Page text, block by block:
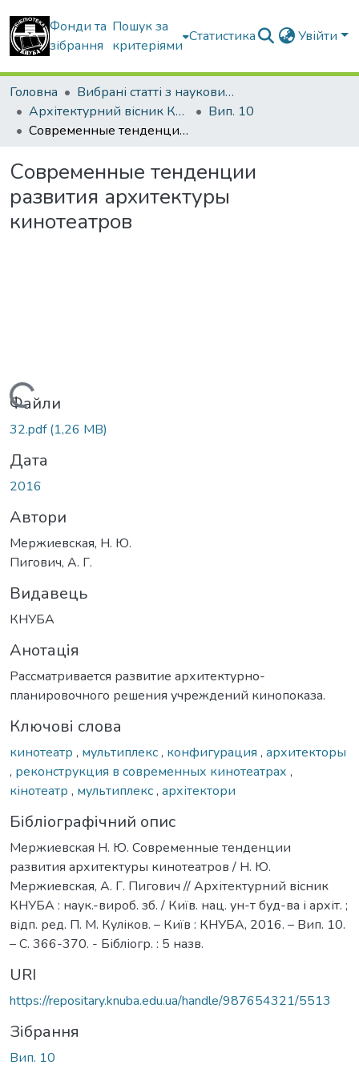
Фонди та
зібрання
Пошук за
критеріями
Статистика Увійти
Головна
Вибрані статті з наукових збірників КНУБА
Архітектурний вісник КНУБА
Вип. 10
Современные тенденции развития архитектуры кинотеатров
Современные тенденции
развития архитектуры
кинотеатров
Вантажиться...
Файли
32.pdf(1,26 MB)
Дата
2016
Автори
Мержиевская, Н. Ю.
Пигович, А. Г.
Видавець
КНУБА
Анотація
Рассматривается развитие архитектурно-
планировочного решения учреждений кинопоказа.
Ключові слова
кинотеатр , мультиплекс, конфигурация , архитекторы
, реконструкция в современных кинотеатрах ,
кінотеатр , мультиплекс, архітектори
Бібліографічний опис
Мержиевская Н. Ю. Современные тенденции
развития архитектуры кинотеатров / Н. Ю.
Мержиевская, А. Г. Пигович // Архітектурний вісник
КНУБА : наук.-вироб. зб. / Київ. нац. ун-т буд-ва і архіт. ;
відп. ред. П. М. Куліков. – Київ : КНУБА, 2016. – Вип. 10.
– С. 366-370. - Бібліогр. : 5 назв.
URI
https://repositary.knuba.edu.ua/handle/987654321/5513
Зібрання
Вип. 10